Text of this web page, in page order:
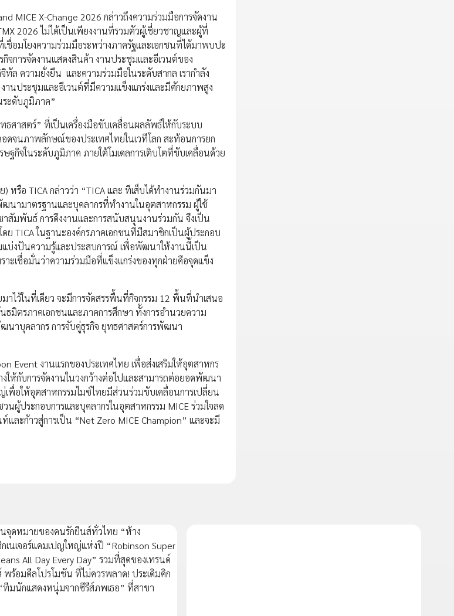
MICE X-Change 2026 กล่าวถึงความร่วมมือการจัดงาน
2026 ไม่ได้เป็นเพียงงานที่รวมตัวผู้เชี่ยวชาญและผู้ที่
ชื่อมโยงความร่วมมือระหว่างภาครัฐและเอกชนที่ได้มาพบปะ
การจัดงานแสดงสินค้า งานประชุมและอีเวนต์ของ
ล ความยั่งยืน และความร่วมมือในระดับสากล เรากำลัง
านประชุมและอีเวนต์ที่มีความแข็งแกร่งและมีศักยภาพสูง
ระดับภูมิภาค”
ธศาสตร์” ที่เป็นเครื่องมือขับเคลื่อนผลลัพธ์ให้กับระบบ
ดจนภาพลักษณ์ของประเทศไทยในเวทีโลก สะท้อนการยก
ฐกิจในระดับภูมิภาค ภายใต้โมเดลการเติบโตที่ขับเคลื่อนด้วย
รือ TICA กล่าวว่า “TICA และ ทีเส็บได้ทำงานร่วมกันมา
นามาตรฐานและบุคลากรที่ทำงานในอุตสาหกรรม ผู้ใช้
าสัมพันธ์ การดึงงานและการสนับสนุนงานร่วมกัน จึงเป็น
ย TICA ในฐานะองค์กรภาคเอกชนที่มีสมาชิกเป็นผู้ประกอบ
บ่งปันความรู้และประสบการณ์ เพื่อพัฒนาให้งานนี้เป็น
เชื่อมั่นว่าความร่วมมือที่แข็งแกร่งของทุกฝ่ายคือจุดแข็ง
าไว้ในที่เดียว จะมีการจัดสรรพื้นที่กิจกรรม 12 พื้นที่นำเสนอ
มิตรภาคเอกชนและภาคการศึกษา ทั้งการอำนวยความ
นาบุคลากร การจับคู่ธุรกิจ ยุทธศาสตร์การพัฒนา
Event งานแรกของประเทศไทย เพื่อส่งเสริมให้อุตสาหกร
ให้กับการจัดงานในวงกว้างต่อไปและสามารถต่อยอดพัฒนา
พื่อให้อุตสาหกรรมไมซ์ไทยมีส่วนร่วมขับเคลื่อนการเปลี่ยน
ผู้ประกอบการและบุคลากรในอุตสาหกรรม MICE ร่วมใจลด
ละก้าวสู่การเป็น “Net Zero MICE Champion” และจะมี